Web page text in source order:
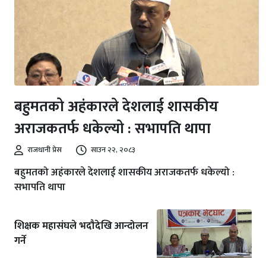
बहुमतको अहंकारले देशलाई शासकीय
अराजकतर्फ धकेल्यो : सभापति थापा
राजधानी प्रेस साउन २२, २०८३
बहुमतको अहंकारले देशलाई शासकीय अराजकतर्फ धकेल्यो :
सभापति थापा
शिक्षक महासंघले भदौदेखि आन्दोलन
गर्ने